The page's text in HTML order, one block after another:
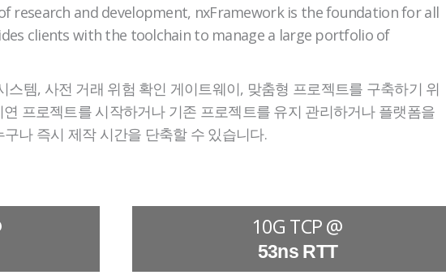
research and development, nxFramework is the foundation for all
clients with the toolchain to manage a large portfolio of
템, 사전 거래 위험 확인 게이트웨이, 맞춤형 프로젝트를 구축하기 위
프로젝트를 시작하거나 기존 프로젝트를 유지 관리하거나 플랫폼을
나 즉시 제작 시간을 단축할 수 있습니다.
10G TCP @
53ns RTT